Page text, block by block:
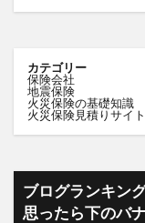
カテゴリー
保険会社
地震保険
火災保険の基礎知識
火災保険見積りサイト
ブログランキン
思ったら下のバ